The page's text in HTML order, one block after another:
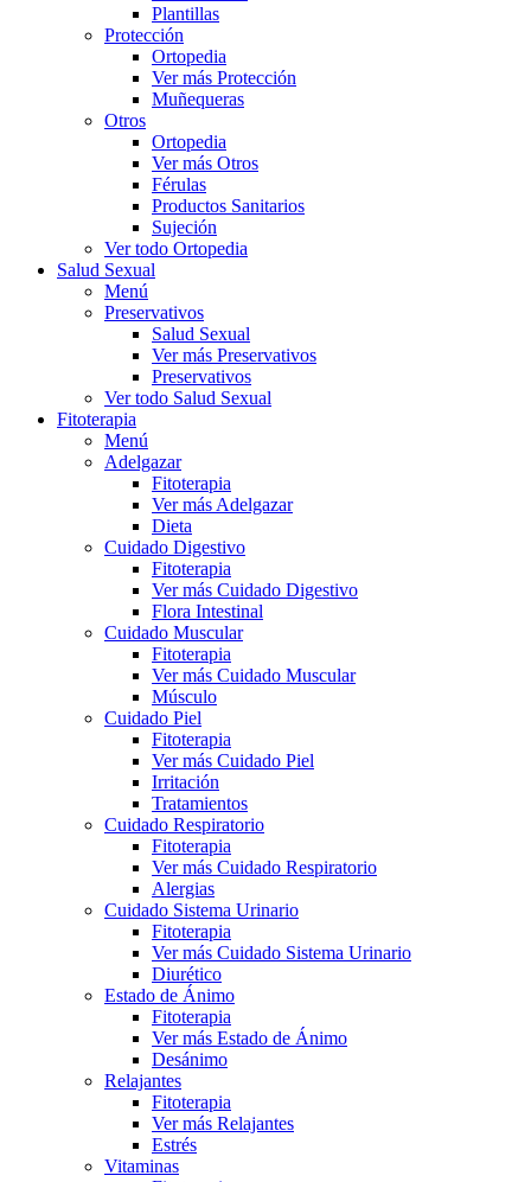
Plantillas
Protección
Ortopedia
Ver más Protección
Muñequeras
Otros
Ortopedia
Ver más Otros
Férulas
Productos Sanitarios
Sujeción
Ver todo Ortopedia
Salud Sexual
Menú
Preservativos
Salud Sexual
Ver más Preservativos
Preservativos
Ver todo Salud Sexual
Fitoterapia
Menú
Adelgazar
Fitoterapia
Ver más Adelgazar
Dieta
Cuidado Digestivo
Fitoterapia
Ver más Cuidado Digestivo
Flora Intestinal
Cuidado Muscular
Fitoterapia
Ver más Cuidado Muscular
Músculo
Cuidado Piel
Fitoterapia
Ver más Cuidado Piel
Irritación
Tratamientos
Cuidado Respiratorio
Fitoterapia
Ver más Cuidado Respiratorio
Alergias
Cuidado Sistema Urinario
Fitoterapia
Ver más Cuidado Sistema Urinario
Diurético
Estado de Ánimo
Fitoterapia
Ver más Estado de Ánimo
Desánimo
Relajantes
Fitoterapia
Ver más Relajantes
Estrés
Vitaminas